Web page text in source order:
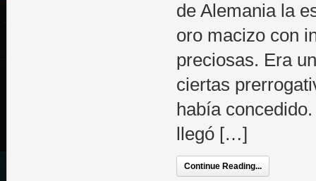
de Alemania la
oro macizo con
preciosas. Era
ciertas
había
llegó […]
Continue Reading...